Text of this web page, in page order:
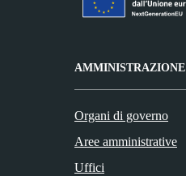
AMMINISTRAZIONE
Organi di governo
Aree amministrative
Uffici